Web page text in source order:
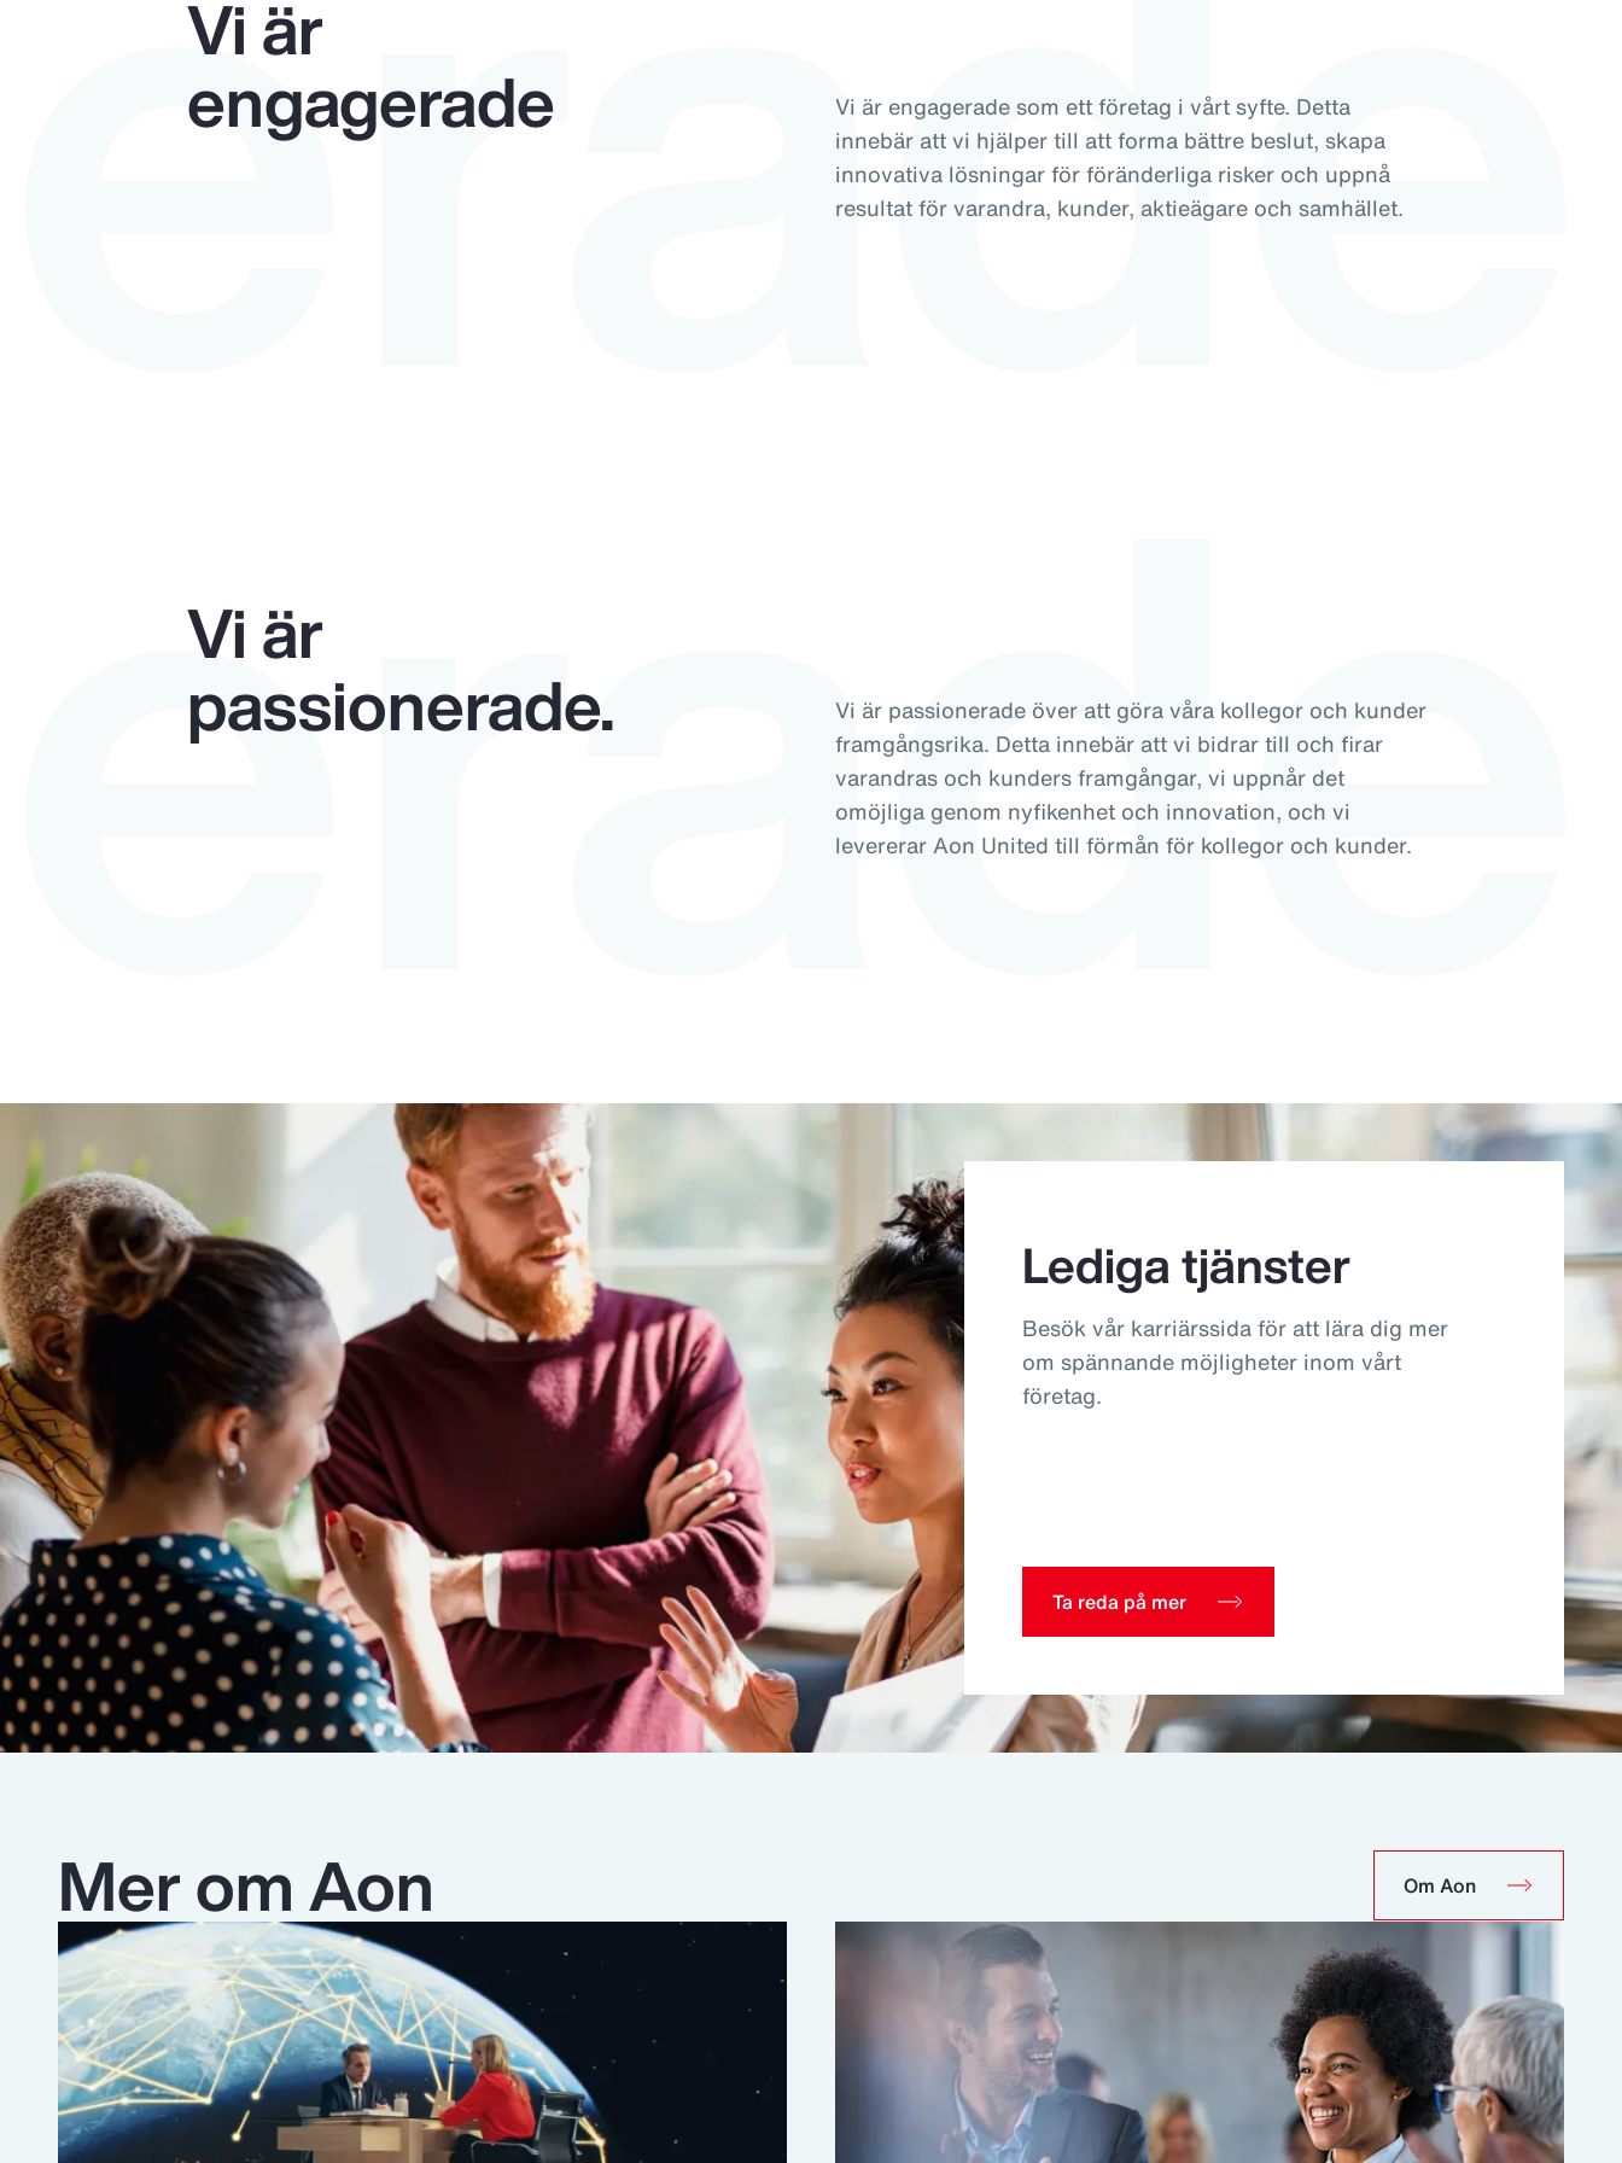
Vi är
engagerade
Vi är engagerade som ett företag i vårt syfte. Detta
innebär att vi hjälper till att forma bättre beslut, skapa
innovativa lösningar för föränderliga risker och uppnå
resultat för varandra, kunder, aktieägare och samhället.
Vi är
passionerade.
Vi är passionerade över att göra våra kollegor och kunder
framgångsrika. Detta innebär att vi bidrar till och firar
varandras och kunders framgångar, vi uppnår det
omöjliga genom nyfikenhet och innovation, och vi
levererar Aon United till förmån för kollegor och kunder.
Lediga tjänster
Besök vår karriärssida för att lära dig mer
om spännande möjligheter inom vårt
företag.
Ta reda på mer
Mer om Aon Om Aon